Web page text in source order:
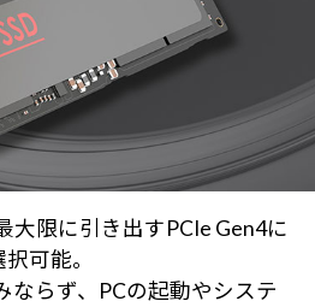
大限に引き出すPCIe Gen4に
可能。
ならず、PCの起動やシステ